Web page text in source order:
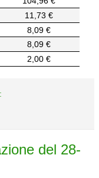
11,73 €
8,09 €
8,09 €
2,00 €
del 28-